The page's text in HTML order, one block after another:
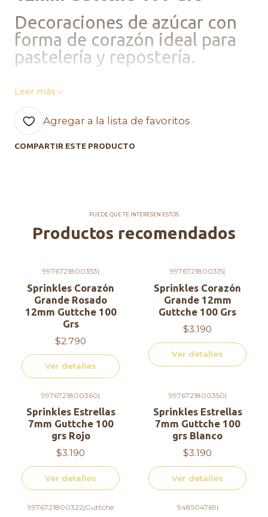
Decoraciones de azúcar con
forma de corazón ideal para
pastelería y repostería.
Conservar en un lugar seco.
Leer más
Agregar a la lista de favoritos
COMPARTIR ESTE PRODUCTO
PUEDE QUE TE INTERESEN ESTOS
Productos recomendados
Agotado9976721800353|
Sprinkles Corazón
Grande Rosado
12mm Guttche 100
Grs
$2.790
Ver detalles
Agotado9976721800315|
Sprinkles Corazón
Grande 12mm
Guttche 100 Grs
$3.190
Ver detalles
Agotado9976721800360|
Sprinkles Estrellas
7mm Guttche 100
grs Rojo
$3.190
Ver detalles
Agotado9976721800350|
Sprinkles Estrellas
7mm Guttche 100
grs Blanco
$3.190
Ver detalles
Agotado
9976721800322|Guttche Agotado948504769|